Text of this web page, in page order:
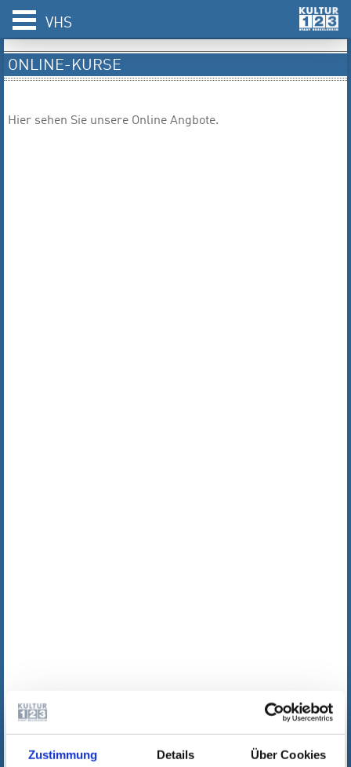
Zustimmung Details Über Cookies
VHS
ONLINE-KURSE
Hier sehen Sie unsere Online Angbote.